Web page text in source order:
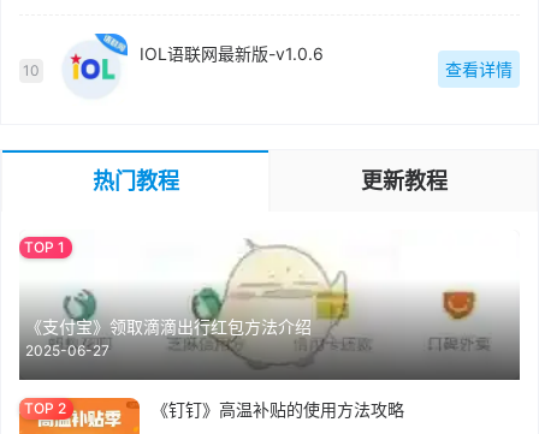
10
IOL语联网最新版-v1.0.6
查看详情
热门教程 更新教程
《支付宝》领取滴滴出行红包方法介绍
2025-06-27
《钉钉》高温补贴的使用方法攻略